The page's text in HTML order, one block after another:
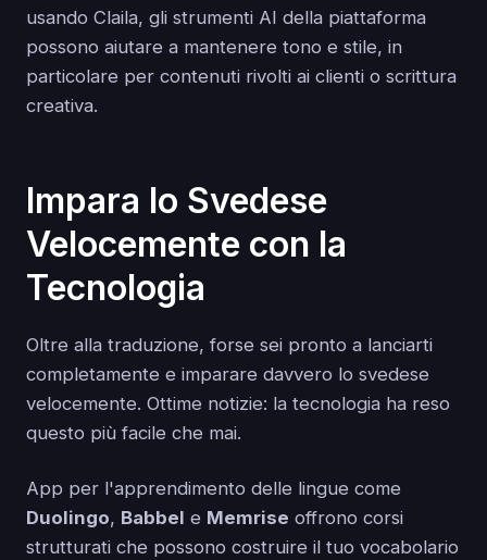
usando Claila, gli strumenti AI della piattaforma
possono aiutare a mantenere tono e stile, in
particolare per contenuti rivolti ai clienti o scrittura
creativa.
Impara lo Svedese
Velocemente con la
Tecnologia
Oltre alla traduzione, forse sei pronto a lanciarti
completamente e imparare davvero lo svedese
velocemente. Ottime notizie: la tecnologia ha reso
questo più facile che mai.
App per l'apprendimento delle lingue come
Duolingo, Babbel e Memrise offrono corsi
strutturati che possono costruire il tuo vocabolario